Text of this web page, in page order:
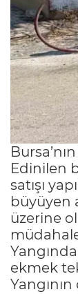
Edinilen
satışı
büyüyen
üzerine
ekmek